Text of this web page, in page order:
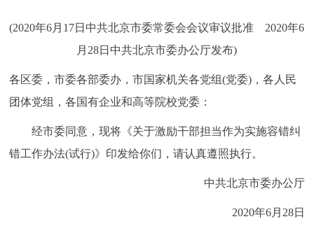
个人服务 法人服务 部门服务
便民服务 利企服务
中介服务 阳光政务
我要建议
(2020年6月17日中共北京市委常委会会议审议批准 2020年6
月28日中共北京市委办公厅发布)
各区委，市委各部委办，市国家机关各党组(党委)，各人民
团体党组，各国有企业和高等院校党委：
经市委同意，现将《关于激励干部担当作为实施容错纠
错工作办法(试行)》印发给你们，请认真遵照执行。
中共北京市委办公厅
2020年6月28日